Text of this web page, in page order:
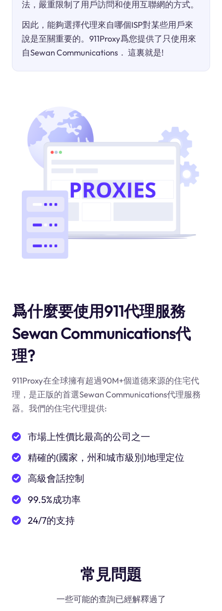
法，嚴重限制了用戶訪問和使用互聯網的方式。
因此，能夠選擇代理來自哪個ISP對某些用戶來
說是至關重要的。911Proxy爲您提供了只使用來
自Sewan Communications． 這裏就是!
爲什麼要使用911代理服務
Sewan Communications代
理?
911Proxy在全球擁有超過90M+個道德來源的住宅代
理，是正版的首選Sewan Communications代理服務
器。我們的住宅代理提供:
市場上性價比最高的公司之一
精確的(國家，州和城市級別)地理定位
高級會話控制
99.5%成功率
24/7的支持
常見問題
一些可能的查詢已經解釋過了